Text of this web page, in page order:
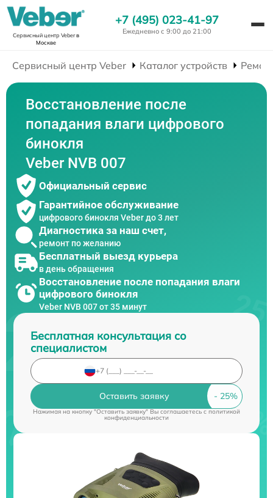
Сервисный центр Veberв
Москве
+7 (495) 023-41-97
Ежедневно с 9:00 до 21:00
Сервисный центр Veber Каталог устройств
Восстановление после
попадания влаги цифрового
бинокля
Veber NVB 007
Официальный сервис
Гарантийное обслуживание
цифрового бинокля Veber до 3 лет
Диагностика за наш счет,
ремонт по желанию
Бесплатный выезд курьера
в день обращения
Восстановление после попадания влаги
цифрового бинокля
Veber NVB 007 от 35 минут
Бесплатная консультация со
специалистом
Оставить заявку
Нажимая на кнопку "Оставить заявку" Вы соглашаетесь cполитикой
конфиденциальности